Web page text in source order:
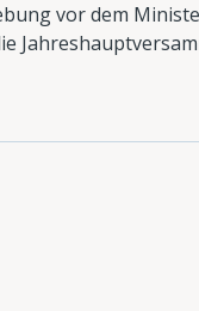
vor dem